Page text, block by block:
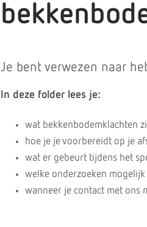
Je bent verwezen naar
In deze folder lees je:
wat bekkenbodemklachten
hoe je je voorbereidt op je
wat er gebeurt tijdens het
welke onderzoeken
wanneer je contact met ons